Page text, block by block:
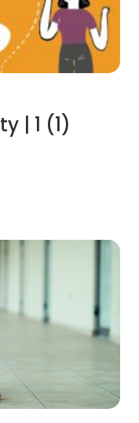
| 1 (1)